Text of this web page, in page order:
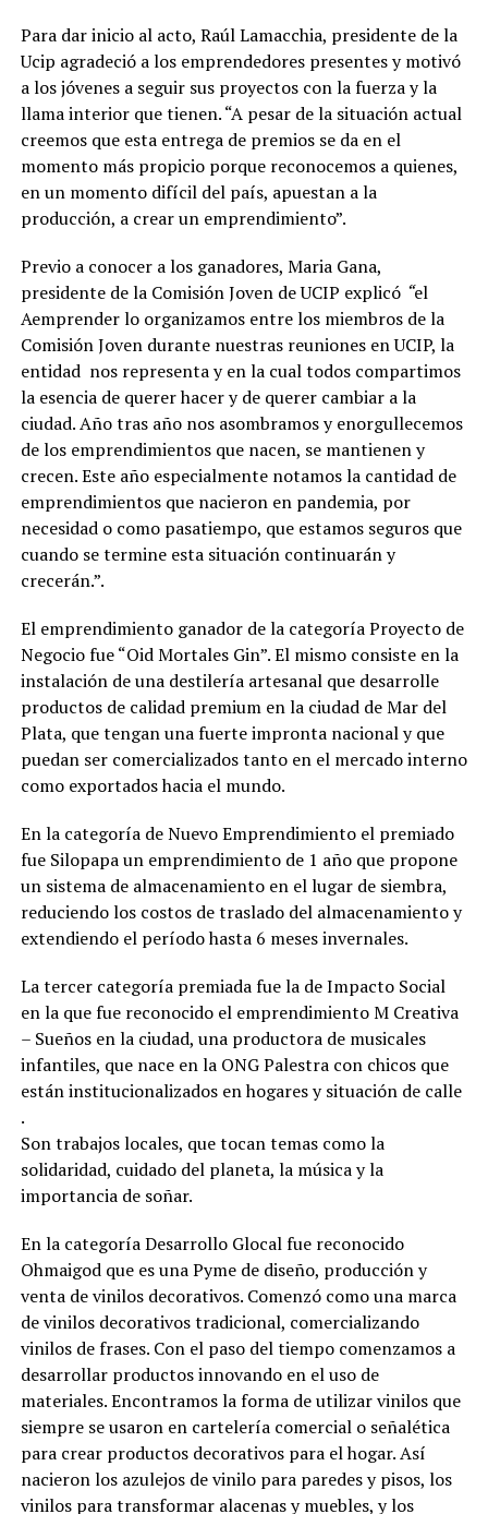
Para dar inicio al acto, Raúl Lamacchia, presidente de la
Ucip agradeció a los emprendedores presentes y motivó
a los jóvenes a seguir sus proyectos con la fuerza y la
llama interior que tienen. “A pesar de la situación actual
creemos que esta entrega de premios se da en el
momento más propicio porque reconocemos a quienes,
en un momento difícil del país, apuestan a la
producción, a crear un emprendimiento”.
Previo a conocer a los ganadores, Maria Gana,
presidente de la Comisión Joven de UCIP explicó “el
Aemprender lo organizamos entre los miembros de la
Comisión Joven durante nuestras reuniones en UCIP, la
entidad nos representa y en la cual todos compartimos
la esencia de querer hacer y de querer cambiar a la
ciudad. Año tras año nos asombramos y enorgullecemos
de los emprendimientos que nacen, se mantienen y
crecen. Este año especialmente notamos la cantidad de
emprendimientos que nacieron en pandemia, por
necesidad o como pasatiempo, que estamos seguros que
cuando se termine esta situación continuarán y
crecerán.”.
El emprendimiento ganador de la categoría Proyecto de
Negocio fue “Oid Mortales Gin”. El mismo consiste en la
instalación de una destilería artesanal que desarrolle
productos de calidad premium en la ciudad de Mar del
Plata, que tengan una fuerte impronta nacional y que
puedan ser comercializados tanto en el mercado interno
como exportados hacia el mundo.
En la categoría de Nuevo Emprendimiento el premiado
fue Silopapa un emprendimiento de 1 año que propone
un sistema de almacenamiento en el lugar de siembra,
reduciendo los costos de traslado del almacenamiento y
extendiendo el período hasta 6 meses invernales.
La tercer categoría premiada fue la de Impacto Social
en la que fue reconocido el emprendimiento M Creativa
– Sueños en la ciudad, una productora de musicales
infantiles, que nace en la ONG Palestra con chicos que
están institucionalizados en hogares y situación de calle
.
Son trabajos locales, que tocan temas como la
solidaridad, cuidado del planeta, la música y la
importancia de soñar.
En la categoría Desarrollo Glocal fue reconocido
Ohmaigod que es una Pyme de diseño, producción y
venta de vinilos decorativos. Comenzó como una marca
de vinilos decorativos tradicional, comercializando
vinilos de frases. Con el paso del tiempo comenzamos a
desarrollar productos innovando en el uso de
materiales. Encontramos la forma de utilizar vinilos que
siempre se usaron en cartelería comercial o señalética
para crear productos decorativos para el hogar. Así
nacieron los azulejos de vinilo para paredes y pisos, los
vinilos para transformar alacenas y muebles, y los